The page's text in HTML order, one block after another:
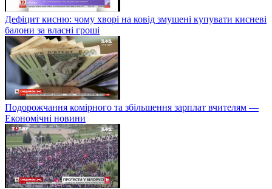
Дефіцит кисню: чому хворі на ковід змушені купувати кисневі
балони за власні гроші
Подорожчання комірного та збільшення зарплат вчителям —
Економічні новини